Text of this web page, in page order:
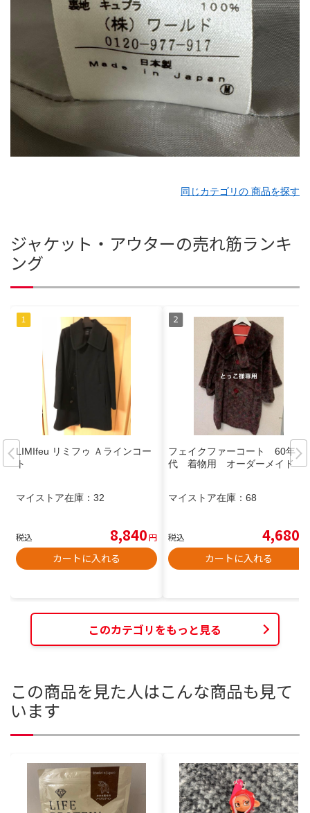
同じカテゴリの 商品を探す
ジャケット・アウターの売れ筋ランキ
ング
LIMIfeu リミフゥ Ａラインコー
ト
マイストア在庫： 32
税込 8,840円
カートに入れる
フェイクファーコート 60年
代 着物用 オーダーメイド
マイストア在庫： 68
税込 4,680
カートに入れる
このカテゴリをもっと見る
この商品を見た人はこんな商品も見て
います